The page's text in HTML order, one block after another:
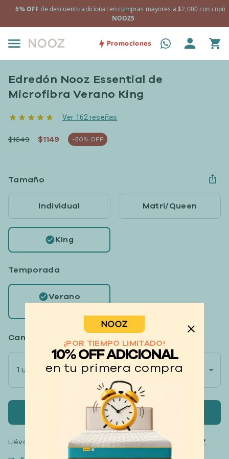
con cupón:
+ Almohadas Essential 2 pack de regalo en la compra
Promociones
Edredón Nooz Essential de
Microfibra Verano King
Ver 162 reseñas
$1649 $1149 -30% OFF
Tamaño
Individual Matri/Queen
King
Temporada
Verano
Cantidad
1 unidad -30% $1649
Agregar al carrito
Llévate tus productos hasta 12 meses sin intereses*
¡POR TIEMPO LIMITADO!
10% OFF ADICIONAL
en tu primera compra